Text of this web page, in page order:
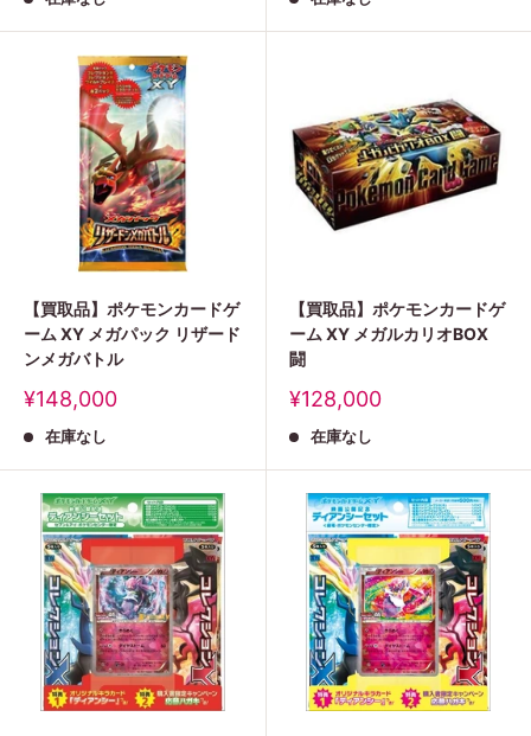
【買取品】ポケモンカードゲ
ーム XY メガパック リザード
ンメガバトル
販
価
¥148,000
在庫なし
【買取品】ポケモンカードゲ
ーム XY メガルカリオBOX
闘
販
価
¥128,000
在庫なし